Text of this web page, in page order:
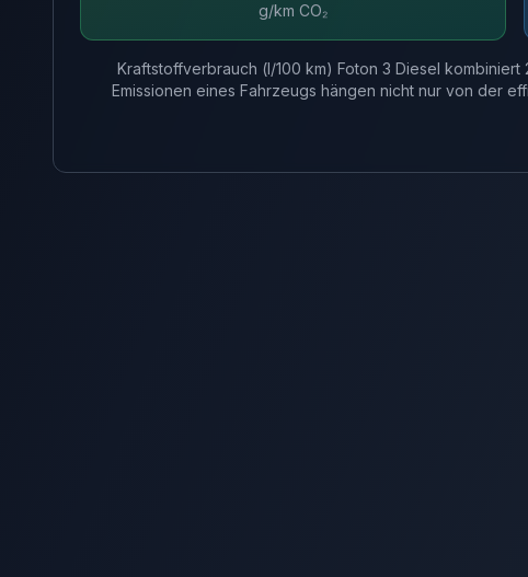
g/km CO₂
Kraftstoffverbrauch (l/100 km) Foton 3 Diesel
Emissionen eines Fahrzeugs hängen nicht nur von der